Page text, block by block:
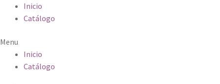
Inicio
Catálogo
Menu
Inicio
Catálogo